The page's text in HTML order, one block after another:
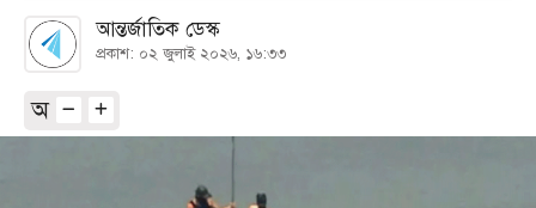
আন্তর্জাতিক ডেস্ক
প্রকাশ: ০২ জুলাই ২০২৬, ১৬:৩৩
অ